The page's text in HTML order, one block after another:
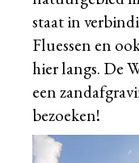
staat in
Fluessen en
hier langs. De
een
bezoeken!